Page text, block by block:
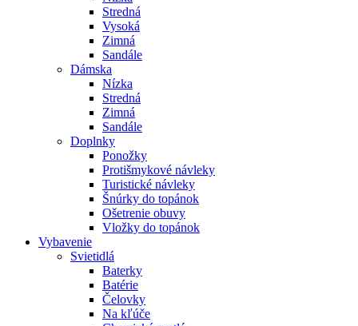
Stredná
Vysoká
Zimná
Sandále
Dámska
Nízka
Stredná
Zimná
Sandále
Doplnky
Ponožky
Protišmykové návleky
Turistické návleky
Šnúrky do topánok
Ošetrenie obuvy
Vložky do topánok
Vybavenie
Svietidlá
Baterky
Batérie
Čelovky
Na kľúče